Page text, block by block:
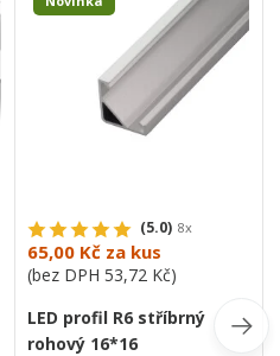
(5.0) 8x
65,00 Kč za kus
(bez DPH 53,72 Kč)
LED profil R6 stříbrný
rohový 16*16